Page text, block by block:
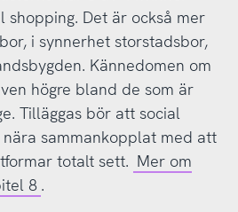
shopping. Det är också mer
i synnerhet storstadsbor,
Kännedomen om
högre bland de som är
Tilläggas bör att social
sammankopplat med att
totalt sett. Mer om
8 .